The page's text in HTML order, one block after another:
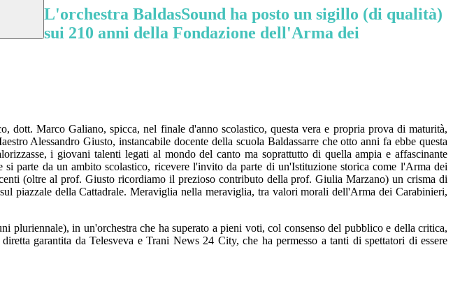
L'orchestra BaldasSound ha posto un sigillo (di qualità)
sui 210 anni della Fondazione dell'Arma dei
Marco Galiano, spicca, nel finale d'anno scolastico, questa vera e propria prova di maturità,
Alessandro Giusto, instancabile docente della scuola Baldassarre che otto anni fa ebbe questa
i giovani talenti legati al mondo del canto ma soprattutto di quella ampia e affascinante
parte da un ambito scolastico, ricevere l'invito da parte di un'Istituzione storica come l'Arma dei
(oltre al prof. Giusto ricordiamo il prezioso contributo della prof. Giulia Marzano) un crisma di
piazzale della Cattadrale. Meraviglia nella meraviglia, tra valori morali dell'Arma dei Carabinieri,
pluriennale), in un'orchestra che ha superato a pieni voti, col consenso del pubblico e della critica,
garantita da Telesveva e Trani News 24 City, che ha permesso a tanti di spettatori di essere